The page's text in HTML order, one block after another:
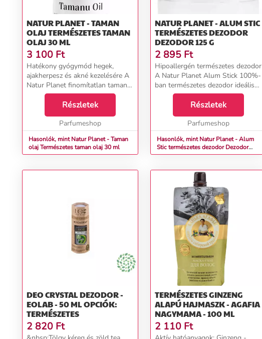
NATUR PLANET - TAMAN
OLAJ TERMÉSZETES TAMAN
OLAJ 30 ML
3 100 Ft
Hatékony gyógymód hegek,
ajakherpesz és akné kezelésére A
Natur Planet finomítatlan taman
olaját a Calopgyllum Inophyllum
fa érett termésének hidegen
sajtolásával nyerik. A ,,zöld
aranynak" nevezett o...
Részletek
Parfumeshop
Hasonlók, mint Natur Planet - Taman
olaj Természetes taman olaj 30 ml
NATUR PLANET - ALUM STIC
TERMÉSZETES DEZODOR
DEZODOR 125 G
2 895 Ft
Hipoallergén természetes dezodor
A Natur Planet Alum Stick 100%-
ban természetes dezodor ideális
termék azok számára, akik parfüm
nélküli biotermékeket keresnek
izzadás ellen. A timsó nemcsak
izzadásgá...
Részletek
Parfumeshop
Hasonlók, mint Natur Planet - Alum
Stic természetes dezodor Dezodor
125 g
DEO CRYSTAL DEZODOR -
EOLAB - 50 ML OPCIÓK:
TERMÉSZETES
2 820 Ft
TERMÉSZETES GINZENG
ALAPÚ HAJMASZK - AGAFIA
NAGYMAMA - 100 ML
2 110 Ft